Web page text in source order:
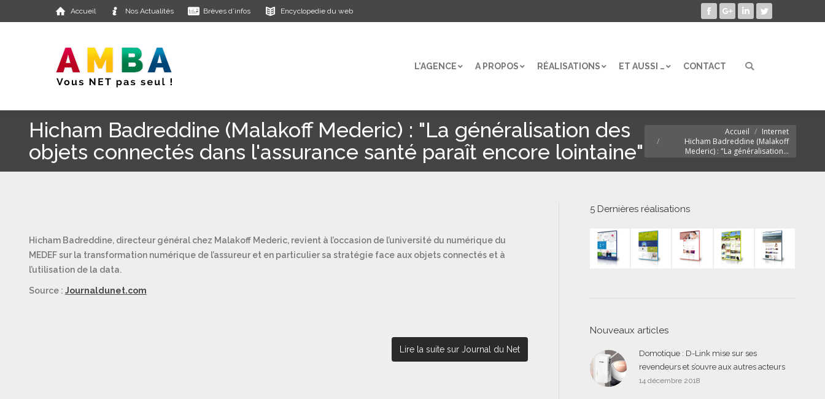
Accueil Nos Actualités Brèves d’infos Encyclopedie du web
Facebook
Google+LinkedInTwitter
L’AGENCE A PROPOS RÉALISATIONS ET AUSSI … CONTACT Search:
Hicham Badreddine (Malakoff Mederic) : "La généralisation des
objets connectés dans l'assurance santé paraît encore lointaine"
Accueil
Internet
Hicham Badreddine (Malakoff
Mederic) : "La généralisation…
Hicham Badreddine, directeur général chez Malakoff Mederic, revient à l’occasion de l’université du numérique du
MEDEF sur la transformation numérique de l’assureur et en particulier sa stratégie face aux objets connectés et à
l’utilisation de la data.
Source : Journaldunet.com
Lire la suite sur Journal du Net
5 Dernières réalisations
Nouveaux articles
Domotique : D-Link mise sur ses
revendeurs et s’ouvre aux autres acteurs
14 décembre 2018